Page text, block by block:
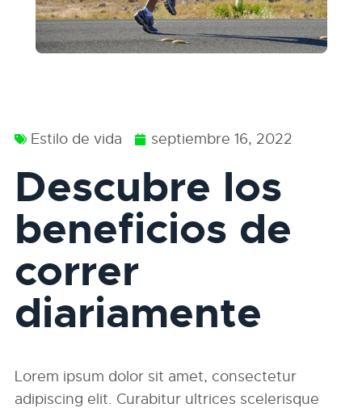
Estilo de vida septiembre 16, 2022
Descubre los
beneficios de
correr
diariamente
Lorem ipsum dolor sit amet, consectetur
adipiscing elit. Curabitur ultrices scelerisque